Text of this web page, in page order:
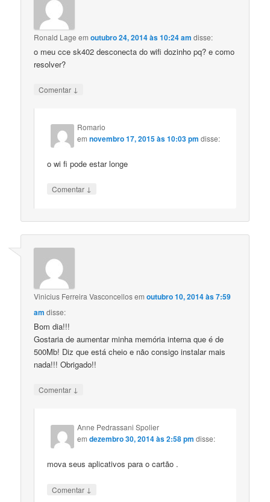
Ronald Lage emoutubro 24, 2014 às 10:24 am disse:
o meu cce sk402 desconecta do wifi dozinho pq? e como
resolver?
Comentar ↓
Romario
emnovembro 17, 2015 às 10:03 pm disse:
o wi fi pode estar longe
Comentar ↓
Vinicius Ferreira Vasconcellosemoutubro 10, 2014 às 7:59
am disse:
Bom dia!!!
Gostaria de aumentar minha memória interna que é de
500Mb! Diz que está cheio e não consigo instalar mais
nada!!! Obrigado!!
Comentar ↓
Anne Pedrassani Spolier
emdezembro 30, 2014 às 2:58 pm disse:
mova seus aplicativos para o cartão .
Comentar ↓